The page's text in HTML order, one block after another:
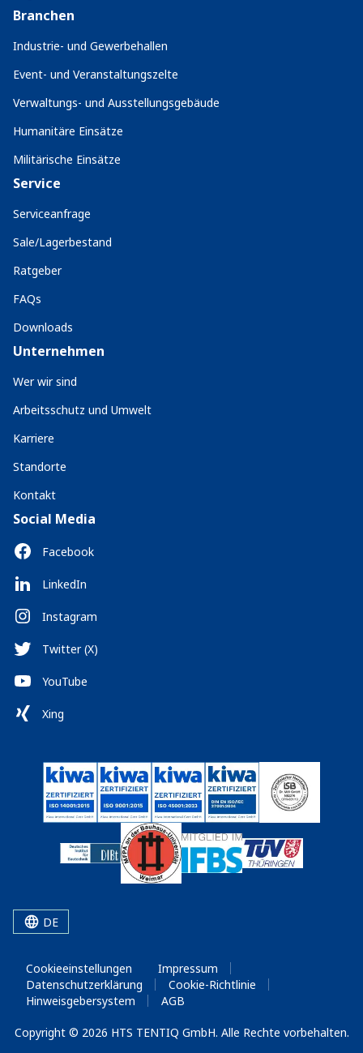
Branchen
Industrie- und Gewerbehallen
Event- und Veranstaltungszelte
Verwaltungs- und Ausstellungsgebäude
Humanitäre Einsätze
Militärische Einsätze
Service
Serviceanfrage
Sale/Lagerbestand
Ratgeber
FAQs
Downloads
Unternehmen
Wer wir sind
Arbeitsschutz und Umwelt
Karriere
Standorte
Kontakt
Social Media
Facebook
LinkedIn
Instagram
Twitter (X)
YouTube
Xing
DE
Cookieeinstellungen
Impressum
Datenschutzerklärung
Cookie-Richtlinie
Hinweisgebersystem
AGB
Copyright © 2026 HTS TENTIQ GmbH. Alle Rechte vorbehalten.